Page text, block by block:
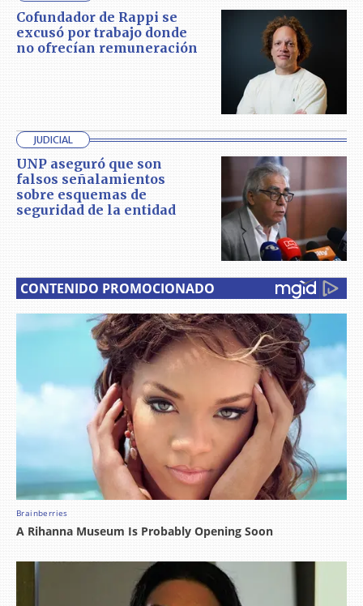
Cofundador de Rappi se
excusó por trabajo donde
no ofrecían remuneración
JUDICIAL
UNP aseguró que son
falsos señalamientos
sobre esquemas de
seguridad de la entidad